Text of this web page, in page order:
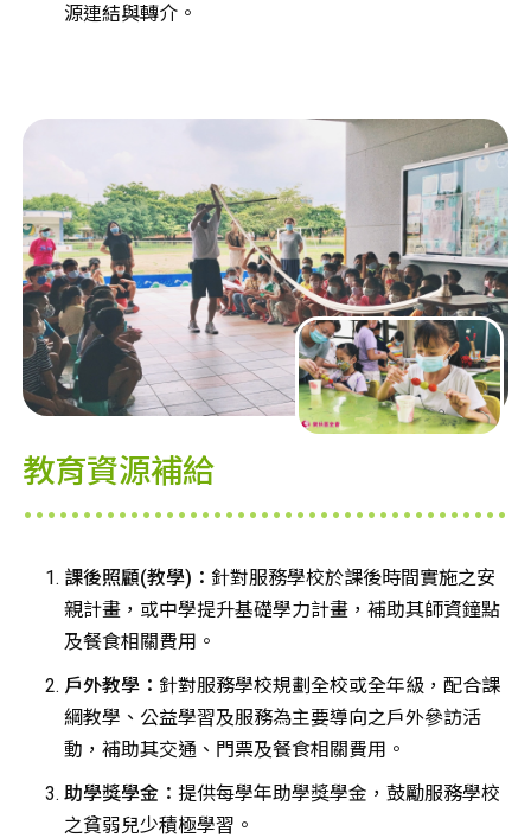
源連結與轉介。
教育資源補給
課後照顧(教學)： 針對服務學校於課後時間實施之安
親計畫，或中學提升基礎學力計畫，補助其師資鐘點
及餐食相關費用。
戶外教學： 針對服務學校規劃全校或全年級，配合課
綱教學、公益學習及服務為主要導向之戶外參訪活
動，補助其交通、門票及餐食相關費用。
助學獎學金：提供每學年助學獎學金，鼓勵服務學校
之貧弱兒少積極學習。